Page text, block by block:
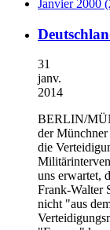
Janvier 2000
31
janv.
2014
BERLIN/
der
die
uns erwartet,
Frank-Walter
nicht "aus